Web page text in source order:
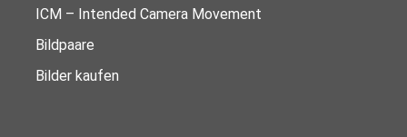
ICM – Intended Camera Movement
Bildpaare
Bilder kaufen